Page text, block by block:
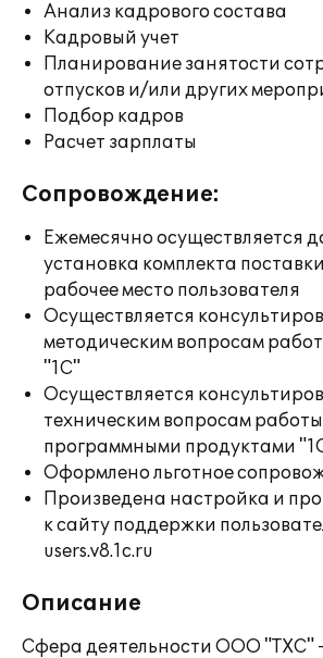
Анализ кадрового состава
Кадровый учет
Планирование занятости
отпусков и/или других
Подбор кадров
Расчет зарплаты
Сопровождение:
Ежемесячно осуществляется
установка комплекта
рабочее место пользователя
Осуществляется
методическим вопросам
"1С"
Осуществляется
техническим вопросам работы
программными продуктами
Оформлено льготное
Произведена настройка и
к сайту поддержки
users.v8.1c.ru
Описание
Сфера деятельности ООО "ТХС"